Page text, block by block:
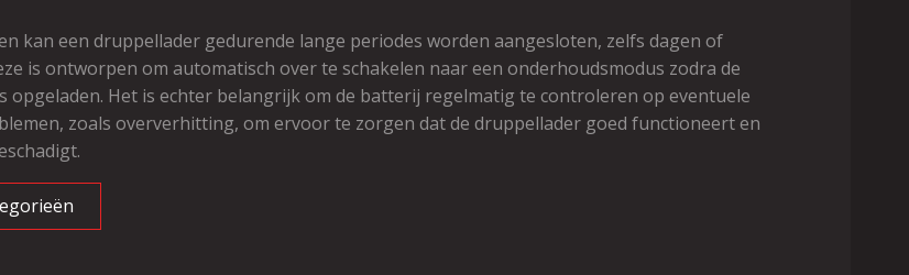
kan een druppellader gedurende lange periodes worden aangesloten, zelfs dagen of
is ontworpen om automatisch over te schakelen naar een onderhoudsmodus zodra de
opgeladen. Het is echter belangrijk om de batterij regelmatig te controleren op eventuele
zoals oververhitting, om ervoor te zorgen dat de druppellader goed functioneert en